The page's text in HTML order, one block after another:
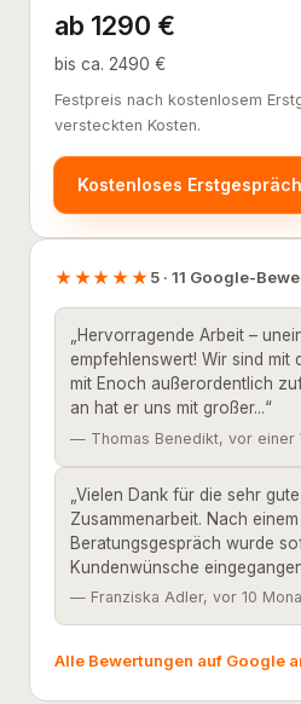
ab 1290 €
bis ca. 2490 €
Festpreis nach kostenlosem
versteckten Kosten.
Kostenloses Erstgespräch
★★★★★5 · 11 Google-
„Hervorragende Arbeit –
empfehlenswert! Wir sind mit
mit Enoch außerordentlich
an hat er uns mit großer...“
— Thomas Benedikt, vor einer
„Vielen Dank für die sehr
Zusammenarbeit. Nach
Beratungsgespräch wurde
Kundenwünsche
— Franziska Adler, vor 10
Alle Bewertungen auf Google